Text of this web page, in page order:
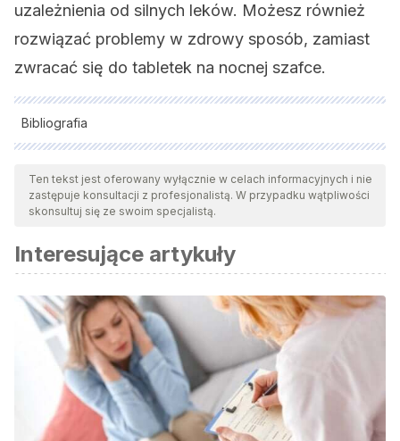
uzależnienia od silnych leków. Możesz również
rozwiązać problemy w zdrowy sposób, zamiast
zwracać się do tabletek na nocnej szafce.
Bibliografia
Wszystkie cytowane źródła zostały gruntownie
przeanalizowane przez nasz zespół w celu zapewnienia ich
jakości, wiarygodności, aktualności i ważności. Bibliografia
względem naukowym lub akademickim.
González Pardo, H. & Pérez Álvarez, M. (2007).La invención
de los trastornos mentales . Alianza Editorial, S.A. Madrid.
Ten tekst jest oferowany wyłącznie w celach informacyjnych i nie
zastępuje konsultacji z profesjonalistą. W przypadku wątpliwości
skonsultuj się ze swoim specjalistą.
Interesujące artykuły